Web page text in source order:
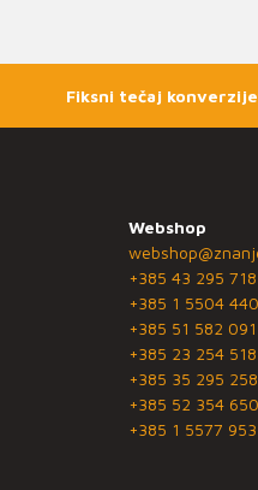
Fiksni tečaj
Webshop
+385 43 295 718
+385 1 5504 440
+385 51 582 091
+385 23 254 518
+385 35 295 258
+385 52 354 650
+385 1 5577 953